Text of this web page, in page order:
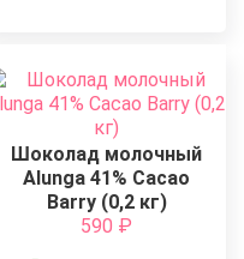
Шоколад молочный
Alunga 41% Cacao
Barry (0,2 кг)
590 ₽